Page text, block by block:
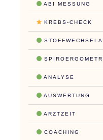
ABI MESSUNG
KREBS-CHECK
ANALYSE
AUSWERTUNG
ARZTZEIT
COACHING